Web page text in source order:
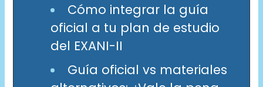
Cómo integrar la guía
oficial a tu plan de estudio
del EXANI-II
Guía oficial vs materiales